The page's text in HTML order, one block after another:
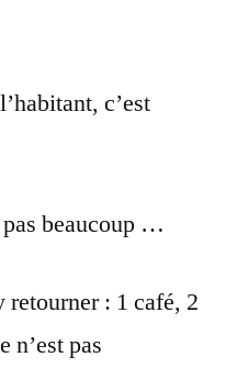
c’est
pas beaucoup …
retourner : 1 café, 2
n’est pas